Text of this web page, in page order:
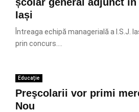
Iași
Întreaga echipă managerială a I.S.J.
prin concurs....
Educație
Preşcolarii vor primi
Nou